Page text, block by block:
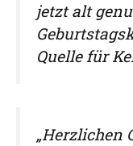
jetzt alt
Quelle für
„Herzlichen